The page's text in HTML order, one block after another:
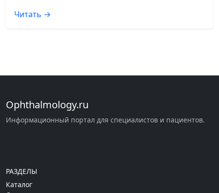
Читать →
Ophthalmology.ru
Информационный портал для специалистов и пациентов.
РАЗДЕЛЫ
Каталог